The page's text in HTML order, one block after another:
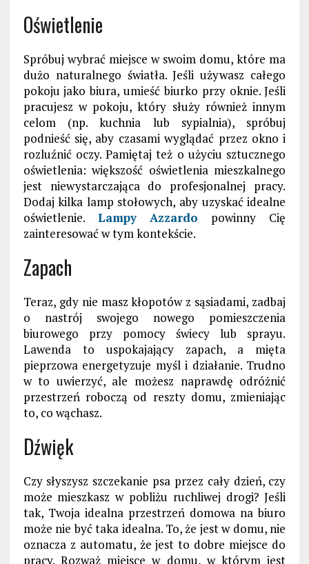
Oświetlenie
Spróbuj wybrać miejsce w swoim domu, które ma
dużo naturalnego światła. Jeśli używasz całego
pokoju jako biura, umieść biurko przy oknie. Jeśli
pracujesz w pokoju, który służy również innym
celom (np. kuchnia lub sypialnia), spróbuj
podnieść się, aby czasami wyglądać przez okno i
rozluźnić oczy. Pamiętaj też o użyciu sztucznego
oświetlenia: większość oświetlenia mieszkalnego
jest niewystarczająca do profesjonalnej pracy.
Dodaj kilka lamp stołowych, aby uzyskać idealne
oświetlenie. Lampy Azzardo powinny Cię
zainteresować w tym kontekście.
Zapach
Teraz, gdy nie masz kłopotów z sąsiadami, zadbaj
o nastrój swojego nowego pomieszczenia
biurowego przy pomocy świecy lub sprayu.
Lawenda to uspokajający zapach, a mięta
pieprzowa energetyzuje myśl i działanie. Trudno
w to uwierzyć, ale możesz naprawdę odróżnić
przestrzeń roboczą od reszty domu, zmieniając
to, co wąchasz.
Dźwięk
Czy słyszysz szczekanie psa przez cały dzień, czy
może mieszkasz w pobliżu ruchliwej drogi? Jeśli
tak, Twoja idealna przestrzeń domowa na biuro
może nie być taka idealna. To, że jest w domu, nie
oznacza z automatu, że jest to dobre miejsce do
pracy. Rozważ miejsce w domu, w którym jest